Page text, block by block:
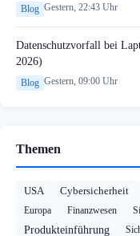
Blog Gestern, 22:43 Uhr
Datenschutzvorfall bei
2026)
Blog Gestern, 09:00 Uhr
Themen
USA Cybersicherheit
Europa
Finanzwesen
Produkteinführung